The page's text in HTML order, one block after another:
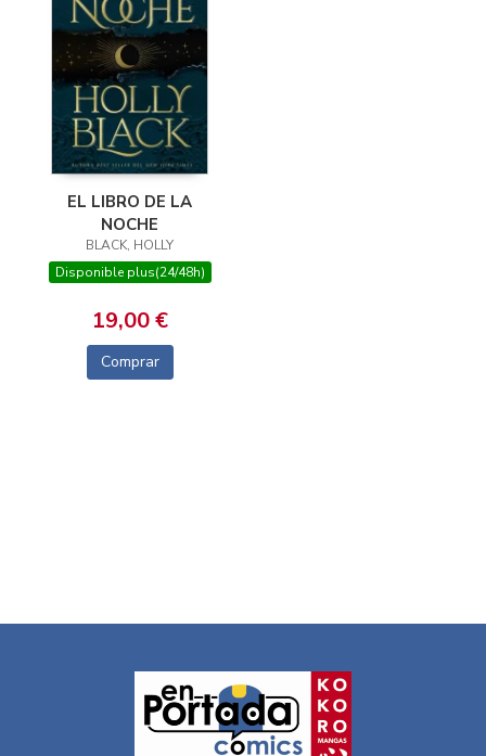
EL LIBRO DE LA
NOCHE
BLACK, HOLLY
Disponible plus(24/48h)
19,00 €
Comprar